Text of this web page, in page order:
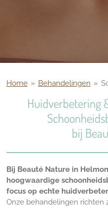
Home » Behandelingen »
Huidverbetering
bij
Bij Beauté Nature in
hoogwaardige
focus op echte
Onze behandelingen richten